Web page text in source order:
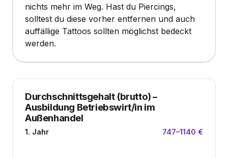
nichts mehr im Weg. Hast du Piercings,
solltest du diese vorher entfernen und auch
auffällige Tattoos sollten möglichst bedeckt
werden.
Durchschnittsgehalt (brutto)–
Ausbildung Betriebswirt/in im
Außenhandel
1. Jahr 747–1140 €